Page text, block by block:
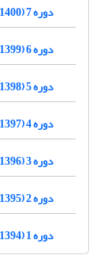
دوره 7 (1400)
دوره 6 (1399)
دوره 5 (1398)
دوره 4 (1397)
دوره 3 (1396)
دوره 2 (1395)
دوره 1 (1394)